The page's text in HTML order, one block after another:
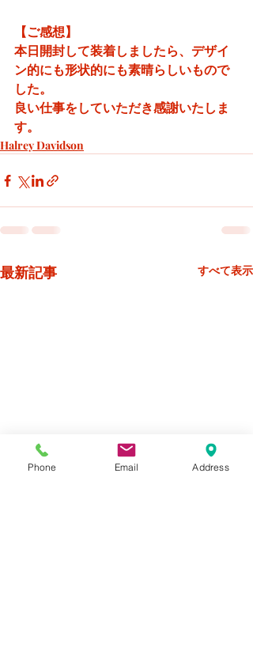
【ご感想】
本日開封して装着しましたら、デザイ
ン的にも形状的にも素晴らしいもので
した。
良い仕事をしていただき感謝いたしま
す。
Halrey Davidson
最新記事 すべて表示
Phone Email Address